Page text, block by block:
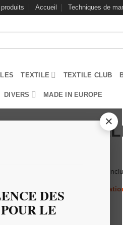
Accueil Techniques de
TEXTILE TEXTILE CLUB
DIVERS MADE IN EUROPE
×
DES
LE
s'entendent : PU HT, marquage
moment en fonction des
du transport.